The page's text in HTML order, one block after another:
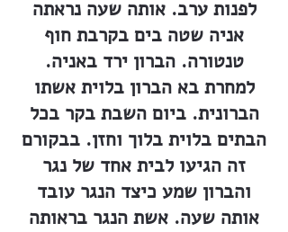
לפנות ערב. אותה שעה נראתה
אניה שטה בים בקרבת חוף
טנטורה. הברון ירד באניה.
למחרת בא הברון בלוית אשתו
הברונית. ביום השבת בקר בכל
הבתים בלוית בלוך וחזן. בבקורם
זה הגיעו לבית אחד של נגר
והברון שמע כיצד הנגר עובד
אותה שעה. אשת הנגר בראותה